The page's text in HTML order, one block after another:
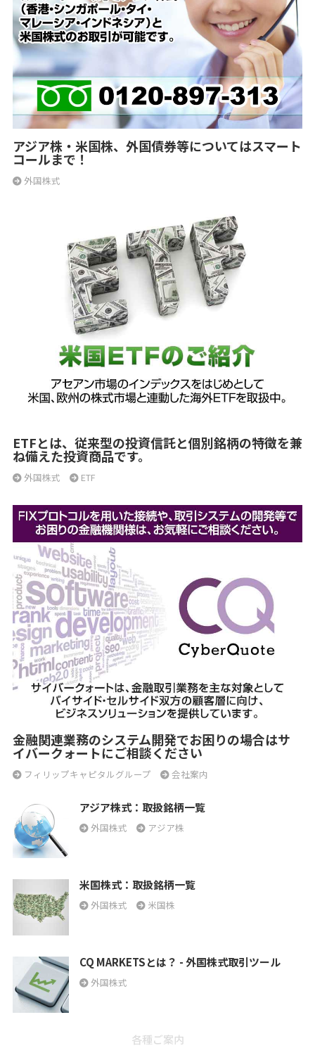
アジア株・米国株、外国債券等についてはスマート
コールまで！
外国株式
ETFとは、従来型の投資信託と個別銘柄の特徴を兼
ね備えた投資商品です。
外国株式 ETF
金融関連業務のシステム開発でお困りの場合はサ
イバークォートにご相談ください
フィリップキャピタルグループ 会社案内
アジア株式：取扱銘柄一覧
外国株式 アジア株
米国株式：取扱銘柄一覧
外国株式 米国株
CQ MARKETSとは？ - 外国株式取引ツール
外国株式
各種ご案内